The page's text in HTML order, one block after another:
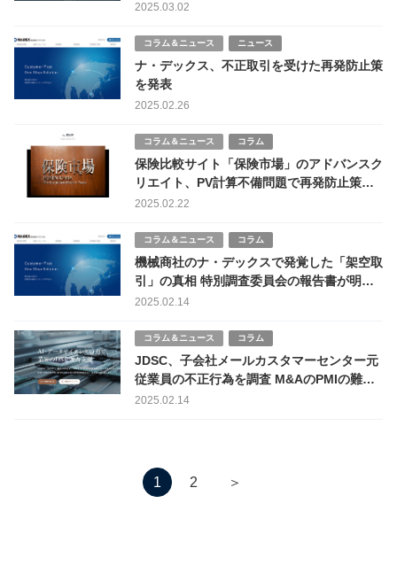
2025.03.02
コラム＆ニュース ニュース
ナ・デックス、不正取引を受けた再発防止策
を発表
2025.02.26
コラム＆ニュース コラム
保険比較サイト「保険市場」のアドバンスク
リエイト、PV計算不備問題で再発防止策を
発表
2025.02.22
コラム＆ニュース コラム
機械商社のナ・デックスで発覚した「架空取
引」の真相 特別調査委員会の報告書が明か
す全貌
2025.02.14
コラム＆ニュース コラム
JDSC、子会社メールカスタマーセンター元
従業員の不正行為を調査 M&AのPMIの難し
さが浮き彫りに
2025.02.14
1 2 ＞